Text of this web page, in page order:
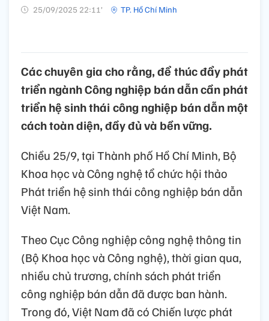
25/09/2025 22:11’ TP. Hồ Chí Minh
Các chuyên gia cho rằng, để thúc đẩy phát
triển ngành Công nghiệp bán dẫn cần phát
triển hệ sinh thái công nghiệp bán dẫn một
cách toàn diện, đầy đủ và bền vững.
Chiều 25/9, tại Thành phố Hồ Chí Minh, Bộ
Khoa học và Công nghệ tổ chức hội thảo
Phát triển hệ sinh thái công nghiệp bán dẫn
Việt Nam.
Theo Cục Công nghiệp công nghệ thông tin
(Bộ Khoa học và Công nghệ), thời gian qua,
nhiều chủ trương, chính sách phát triển
công nghiệp bán dẫn đã được ban hành.
Trong đó, Việt Nam đã có Chiến lược phát